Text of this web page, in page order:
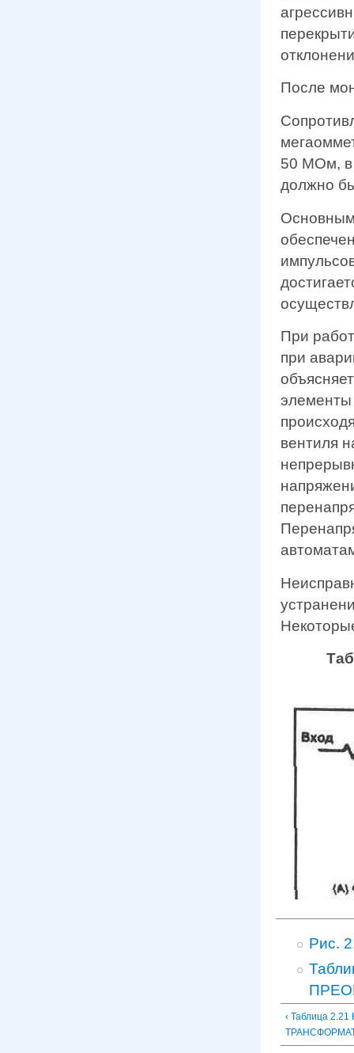
После
50 МОм, в
должно
Основным
При
при
элементы
вентиля
Рис.
‹ Таблица